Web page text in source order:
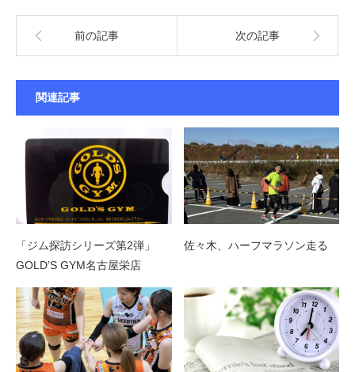
前の記事 次の記事
関連記事
「ジム探訪シリーズ第2弾」
GOLD’S GYM名古屋栄店
佐々木、ハーフマラソン走る